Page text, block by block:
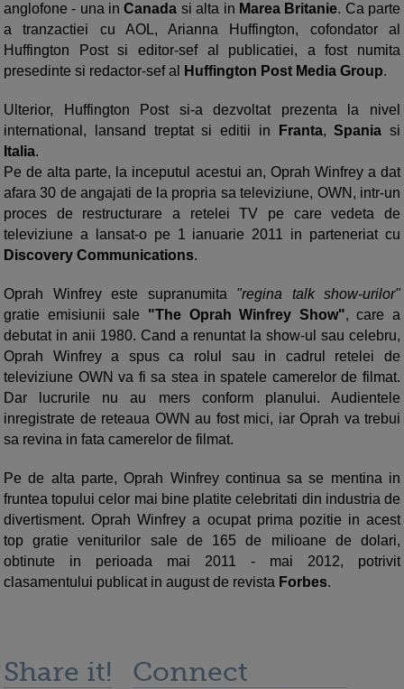
anglofone - una inCanada si alta in Marea Britanie. Ca parte
a tranzactiei cu AOL, Arianna Huffington, cofondator al
Huffington Post si editor-sef al publicatiei, a fost numita
presedinte si redactor-sef al
Huffington Post Media Group.
Ulterior, Huffington Post si-a dezvoltat prezenta la nivel
international, lansand treptat si editii in
Franta,Spania si
Italia.
Pe de alta parte, la inceputul acestui an, Oprah Winfrey a dat
afara 30 de angajati de la propria sa televiziune, OWN, intr-un
proces de restructurare a retelei TV pe care vedeta de
televiziune a lansat-o pe 1 ianuarie 2011 in parteneriat cu
Discovery Communications.
Oprah Winfrey este supranumita "regina talk show-urilor"
gratie emisiunii sale "The Oprah Winfrey Show", care a
debutat in anii 1980. Cand a renuntat la show-ul sau celebru,
Oprah Winfrey a spus ca rolul sau in cadrul retelei de
televiziune OWN va fi sa stea in spatele camerelor de filmat.
Dar lucrurile nu au mers conform planului. Audientele
inregistrate de reteaua OWN au fost mici, iar Oprah va trebui
sa revina in fata camerelor de filmat.
Pe de alta parte, Oprah Winfrey continua sa se mentina in
fruntea topului celor mai bine platite celebritati din industria de
divertisment. Oprah Winfrey a ocupat prima pozitie in acest
top gratie veniturilor sale de 165 de milioane de dolari,
obtinute in perioada mai 2011 - mai 2012, potrivit
clasamentului publicat in august de revista Forbes.
Share it! Connect